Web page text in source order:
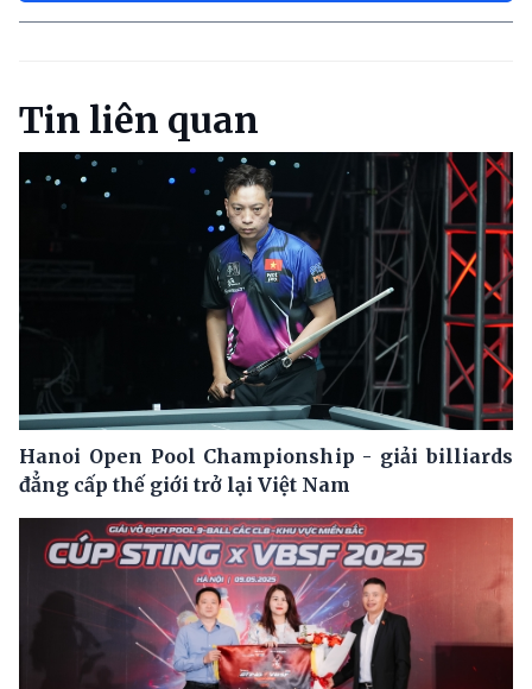
Tin liên quan
Hanoi Open Pool Championship - giải billiards
đẳng cấp thế giới trở lại Việt Nam